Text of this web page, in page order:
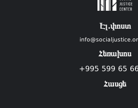
Էլ.փոստ
Հեռախոս
+995 599 65
Հասցե